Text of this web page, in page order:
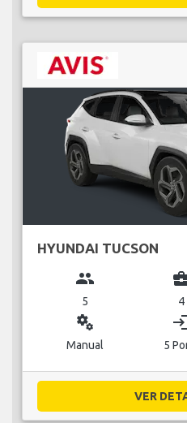
HYUNDAI TUCSON
group
5 4
miscellaneous_services
Manual 5
VER